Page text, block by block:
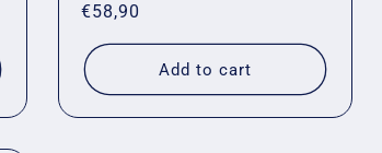
Regular
price
€58,90
Add to cart